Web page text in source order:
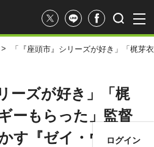
ログイン
> 「『座頭市』シリーズが好き」「梶芽
ーズが好き」「梶
ーもらった」監督
す『ゼイ・ウィ